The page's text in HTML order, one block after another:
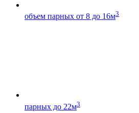
объем парных от 8 до 16м3
парных до 22м3